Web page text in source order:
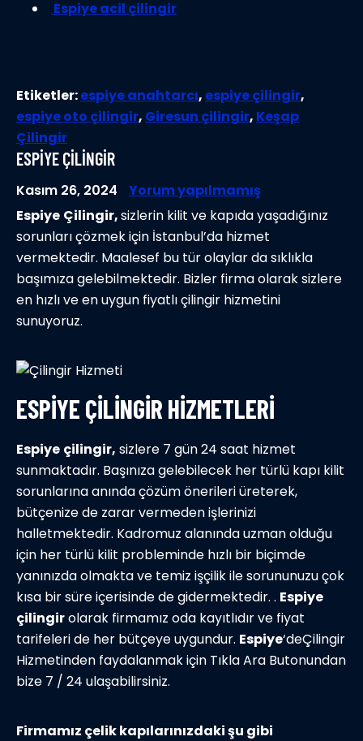
Espiye acil çilingir
Etiketler:espiye anahtarcı, espiye çilingir,
espiye oto çilingir, Giresun çilingir, Keşap
Çilingir
ESPIYE ÇILINGIR
Kasım 26, 2024
Yorum yapılmamış
Espiye Çilingir,sizlerin kilit ve kapıda yaşadığınız
sorunları çözmek için İstanbul’da hizmet
vermektedir. Maalesef bu tür olaylar da sıklıkla
başımıza gelebilmektedir. Bizler firma olarak sizlere
en hızlı ve en uygun fiyatlı çilingir hizmetini
sunuyoruz.
ESPIYE ÇILINGIR HIZMETLERI
Espiye çilingir, sizlere 7 gün 24 saat hizmet
sunmaktadır. Başınıza gelebilecek her türlü kapı kilit
sorunlarına anında çözüm önerileri üreterek,
bütçenize de zarar vermeden işlerinizi
halletmektedir. Kadromuz alanında uzman olduğu
için her türlü kilit probleminde hızlı bir biçimde
yanınızda olmakta ve temiz işçilik ile sorununuzu çok
kısa bir süre içerisinde de gidermektedir. . Espiye
çilingirolarak firmamız oda kayıtlıdır ve fiyat
tarifeleri de her bütçeye uygundur. Espiye‘deÇilingir
Hizmetinden faydalanmak için Tıkla Ara Butonundan
bize 7 / 24 ulaşabilirsiniz.
Firmamız çelik kapılarınızdaki şu gibi